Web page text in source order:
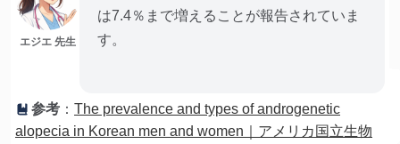
エジエ 先生
は7.4％まで増えることが報告されていま
す。
参考 ： The prevalence and types of androgenetic
alopecia in Korean men and women｜アメリカ国立生物